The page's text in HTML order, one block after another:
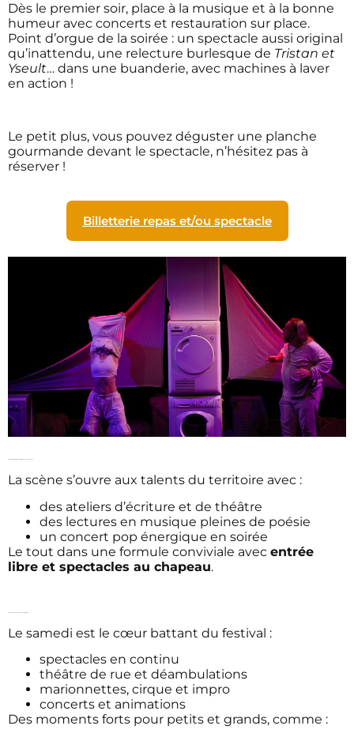
Dès le premier soir, place à la musique et à la bonne
humeur avec concerts et restauration sur place.
Point d’orgue de la soirée : un spectacle aussi original
qu’inattendu, une relecture burlesque de Tristan et
Yseult… dans une buanderie, avec machines à laver
en action !
Le petit plus, vous pouvez déguster une planche
gourmande devant le spectacle, n’hésitez pas à
réserver !
Billetterie repas et/ou spectacle
La scène s’ouvre aux talents du territoire avec :
des ateliers d’écriture et de théâtre
des lectures en musique pleines de poésie
un concert pop énergique en soirée
Le tout dans une formule conviviale avec entrée
libre et spectacles au chapeau.
Le samedi est le cœur battant du festival :
spectacles en continu
théâtre de rue et déambulations
marionnettes, cirque et impro
concerts et animations
Des moments forts pour petits et grands, comme :